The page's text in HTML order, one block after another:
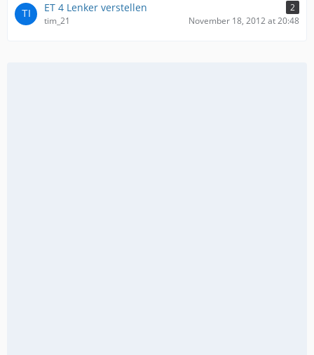
ET 4 Lenker verstellen
2
tim_21
November 18, 2012 at 20:48